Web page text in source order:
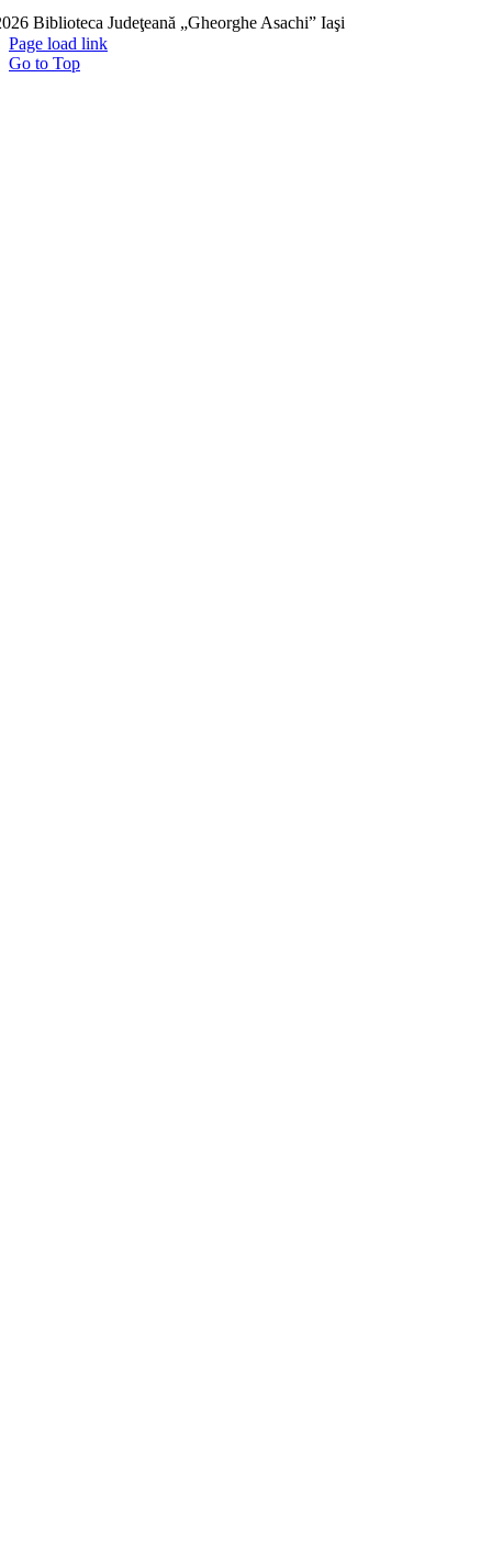
Biblioteca Judeţeană „Gheorghe Asachi” Iaşi
Page load link
Go to Top